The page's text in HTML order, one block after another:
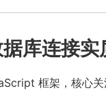
库连接实
框架，核心